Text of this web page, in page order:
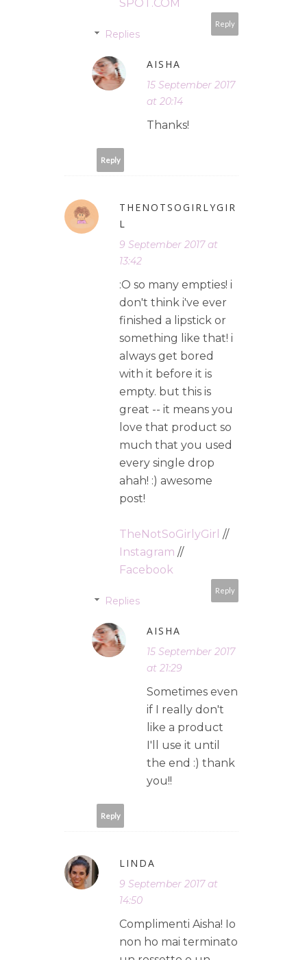
SPOT.COM
Reply
Replies
AISHA
15 September 2017
at 20:14
Thanks!
Reply
THENOTSOGIRLYGIR
L
9 September 2017 at
13:42
:O so many empties! i
don't think i've ever
finished a lipstick or
something like that! i
always get bored
with it before it is
empty. but this is
great -- it means you
love that product so
much that you used
every single drop
ahah! :) awesome
post!
TheNotSoGirlyGirl //
Instagram //
Facebook
Reply
Replies
AISHA
15 September 2017
at 21:29
Sometimes even
if I really don't
like a product
I'll use it until
the end :) thank
you!!
Reply
LINDA
9 September 2017 at
14:50
Complimenti Aisha! Io
non ho mai terminato